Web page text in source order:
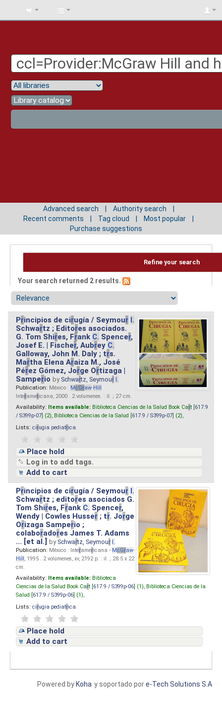
BIBLIOTECA
Advanced search
Authority search
Recent comments
Tag cloud
Most popular
Purchase suggestions
Refine your search
Your search returned 2 results.
Principios de cirugía / Seymour I.
Schwartz ; Editores asociados.
G. Tom Shires, Frank C. Spencer,
Josef E. | Fischer, Aubrey C.
Galloway, John M. Daly ; trs.
Martha Elena Araiza M., José
Pérez Gómez, Jorge Ortizaga |
Samperio by Schwartz, Seymour I.
Publication: México : McGraw-Hill
Interamericana, 2000 . 2 volumenes. : il. ; 27 cm.
Availability: Items available: Biblioteca Ciencias de la Salud Book Cart [ 617.9
/ S399p-07 ] (2), Biblioteca Ciencias de la Salud [ 617.9 / S399p-07 ] (2),
Lists: cirugia pediatrica
Place hold
Log in to add tags.
Add to cart
Principios de cirugía / Seymour I.
Schwartz ; editores asociados G.
Tom Shires, Frank C. Spencer,
Wendy | Cowles Husser ; tr. Jorge
Orizaga Samperio ;
colaboradores James T. Adams
... [et al.]by Schwartz, Seymour I.
Publication: México : Interamericana - McGraw-
Hill, 1995 . 2 volúmenes, xv, 2192 p. : il. ; 28.5 x 22
cm.
Availability: Items available: Biblioteca
Ciencias de la Salud Book Cart [ 617.9 / S399p-06 ] (1), Biblioteca Ciencias de la
Salud [ 617.9 / S399p-06 ] (1),
Lists: cirugia pediatrica
Place hold
Add to cart
y soportado pore-Tech Solutions S.A
Powered by Koha